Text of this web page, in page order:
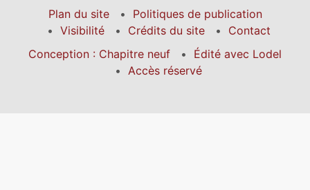
Plan du site
Politiques de publication
Visibilité
Crédits du site
Contact
Conception : Chapitre neuf
Édité avec Lodel
Accès réservé